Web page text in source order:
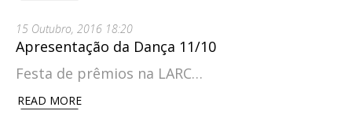
15 Outubro, 2016 18:20
Apresentação da Dança 11/10
Festa de prêmios na LARC…
READ MORE